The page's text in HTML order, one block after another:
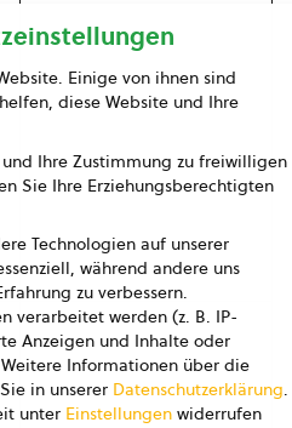
Einige von ihnen sind
diese Website und Ihre
Ihre Zustimmung zu freiwilligen
Sie Ihre Erziehungsberechtigten
Technologien auf unserer
während andere uns
zu verbessern.
verarbeitet werden (z. B. IP-
Anzeigen und Inhalte oder
Weitere Informationen über die
in unserer Datenschutzerklärung.
unter Einstellungen widerrufen